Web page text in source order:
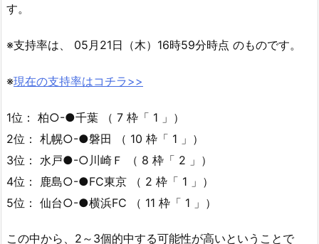
す。
※支持率は、 05月21日（木）16時59分時点 のものです。
※現在の支持率はコチラ>>
1位： 柏○-●千葉 （ 7 枠「 1 」）
2位： 札幌○-●磐田 （ 10 枠「 1 」）
3位： 水戸●-○川崎Ｆ （ 8 枠「 2 」）
4位： 鹿島○-●FC東京 （ 2 枠「 1 」）
5位： 仙台○-●横浜FC （ 11 枠「 1 」）
この中から、2～3個的中する可能性が高いということで